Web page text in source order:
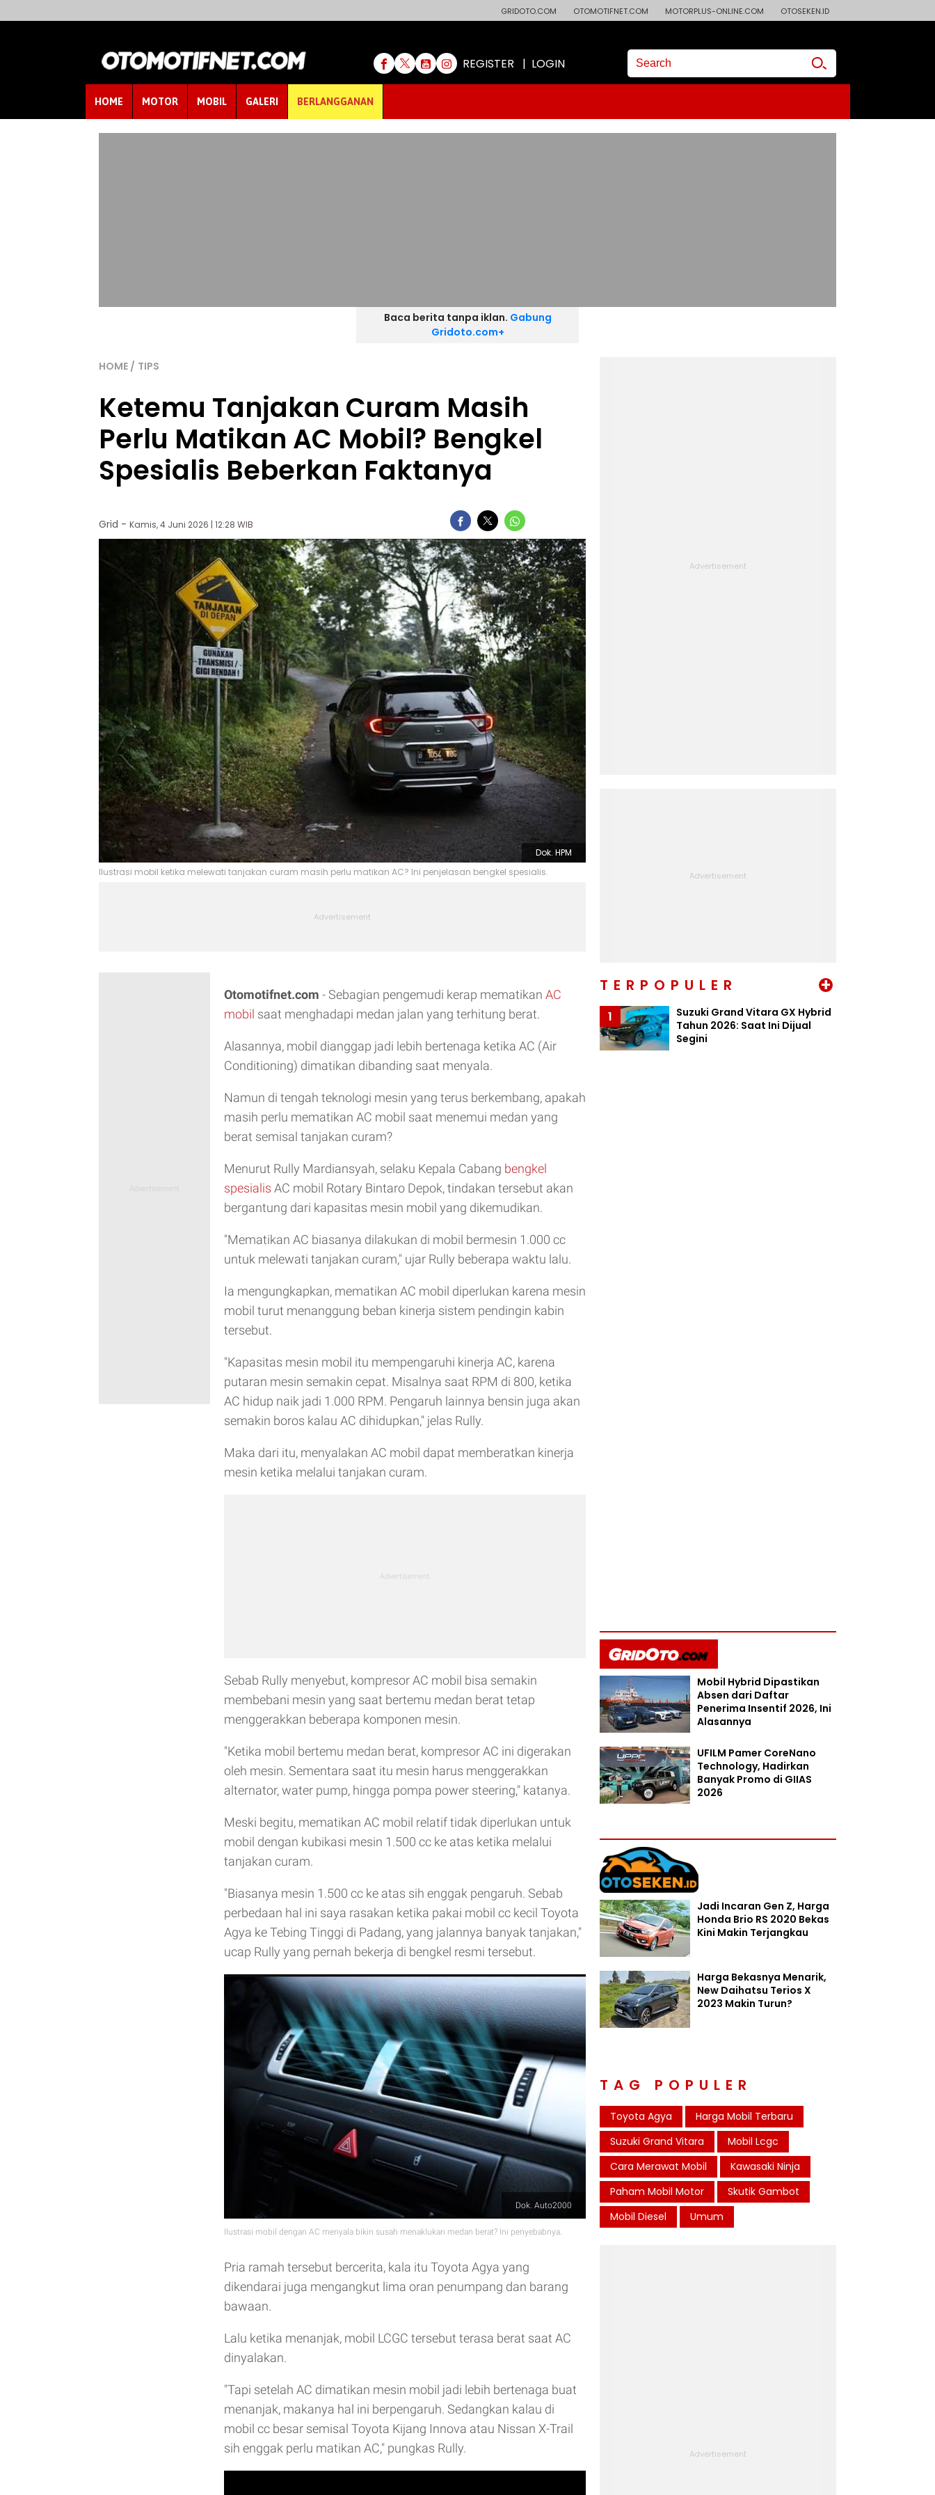
GRIDOTO.COM OTOMOTIFNET.COM MOTORPLUS-ONLINE.COM OTOSEKEN.ID
REGISTER | LOGIN
HOME MOTOR MOBIL GALERI BERLANGGANAN
Baca berita tanpa iklan. Gabung
Gridoto.com+
HOME TIPS
Ketemu Tanjakan Curam Masih
Perlu Matikan AC Mobil? Bengkel
Spesialis Beberkan Faktanya
Grid - Kamis, 4 Juni 2026 | 12:28 WIB
Dok. HPM
Ilustrasi mobil ketika melewati tanjakan curam masih perlu matikan AC? Ini penjelasan bengkel spesialis.
Otomotifnet.com - Sebagian pengemudi kerap mematikan AC
mobil saat menghadapi medan jalan yang terhitung berat.
Alasannya, mobil dianggap jadi lebih bertenaga ketika AC (Air
Conditioning) dimatikan dibanding saat menyala.
Namun di tengah teknologi mesin yang terus berkembang, apakah
masih perlu mematikan AC mobil saat menemui medan yang
berat semisal tanjakan curam?
Menurut Rully Mardiansyah, selaku Kepala Cabang bengkel
spesialis AC mobil Rotary Bintaro Depok, tindakan tersebut akan
bergantung dari kapasitas mesin mobil yang dikemudikan.
"Mematikan AC biasanya dilakukan di mobil bermesin 1.000 cc
untuk melewati tanjakan curam," ujar Rully beberapa waktu lalu.
Ia mengungkapkan, mematikan AC mobil diperlukan karena mesin
mobil turut menanggung beban kinerja sistem pendingin kabin
tersebut.
"Kapasitas mesin mobil itu mempengaruhi kinerja AC, karena
putaran mesin semakin cepat. Misalnya saat RPM di 800, ketika
AC hidup naik jadi 1.000 RPM. Pengaruh lainnya bensin juga akan
semakin boros kalau AC dihidupkan," jelas Rully.
Maka dari itu, menyalakan AC mobil dapat memberatkan kinerja
mesin ketika melalui tanjakan curam.
Sebab Rully menyebut, kompresor AC mobil bisa semakin
membebani mesin yang saat bertemu medan berat tetap
menggerakkan beberapa komponen mesin.
"Ketika mobil bertemu medan berat, kompresor AC ini digerakan
oleh mesin. Sementara saat itu mesin harus menggerakkan
alternator, water pump, hingga pompa power steering," katanya.
Meski begitu, mematikan AC mobil relatif tidak diperlukan untuk
mobil dengan kubikasi mesin 1.500 cc ke atas ketika melalui
tanjakan curam.
"Biasanya mesin 1.500 cc ke atas sih enggak pengaruh. Sebab
perbedaan hal ini saya rasakan ketika pakai mobil cc kecil Toyota
Agya ke Tebing Tinggi di Padang, yang jalannya banyak tanjakan,"
ucap Rully yang pernah bekerja di bengkel resmi tersebut.
Dok. Auto2000
Ilustrasi mobil dengan AC menyala bikin susah menaklukan medan berat? Ini penyebabnya.
Pria ramah tersebut bercerita, kala itu Toyota Agya yang
dikendarai juga mengangkut lima oran penumpang dan barang
bawaan.
Lalu ketika menanjak, mobil LCGC tersebut terasa berat saat AC
dinyalakan.
"Tapi setelah AC dimatikan mesin mobil jadi lebih bertenaga buat
menanjak, makanya hal ini berpengaruh. Sedangkan kalau di
mobil cc besar semisal Toyota Kijang Innova atau Nissan X-Trail
sih enggak perlu matikan AC," pungkas Rully.
TERPOPULER +
1
Suzuki Grand Vitara GX Hybrid
Tahun 2026: Saat Ini Dijual
Segini
Mobil Hybrid Dipastikan
Absen dari Daftar
Penerima Insentif 2026, Ini
Alasannya
UFILM Pamer CoreNano
Technology, Hadirkan
Banyak Promo di GIIAS
2026
Jadi Incaran Gen Z, Harga
Honda Brio RS 2020 Bekas
Kini Makin Terjangkau
Harga Bekasnya Menarik,
New Daihatsu Terios X
2023 Makin Turun?
TAG POPULER
Toyota Agya
Harga Mobil Terbaru
Suzuki Grand Vitara
Mobil Lcgc
Cara Merawat Mobil
Kawasaki Ninja
Paham Mobil Motor
Skutik Gambot
Mobil Diesel
Umum